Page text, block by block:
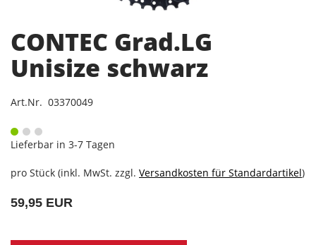
CONTEC Grad.LG
Unisize schwarz
Art.Nr. 03370049
Lieferbar in 3-7 Tagen
pro Stück (inkl. MwSt. zzgl. Versandkosten für Standardartikel)
59,95 EUR